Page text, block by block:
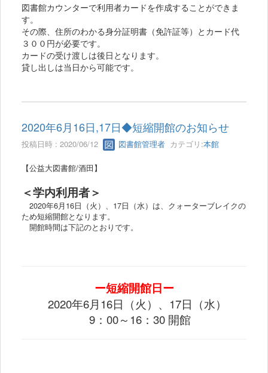
図書館カウンターで利用者カードを作成することができま
す。
その際、住所のわかる身分証明書（免許証等）とカード代
３００円が必要です。
カードの受け渡しは後日となります。
貸し出しは当日から可能です。
2020年6月16日,17日◆短縮開館のお知らせ
投稿日時 : 2020/06/12 図書館管理者 カテゴリ:本館
【公益大図書館/酒田】
＜学内利用者＞
2020年6月16日（火）、17日（水）は、クォーターブレイクの
ため短縮開館となります。
開館時間は下記のとおりです。
ー短縮開館日ー
2020年6月16日（火）、17日（水）
9：00～16：30 開館